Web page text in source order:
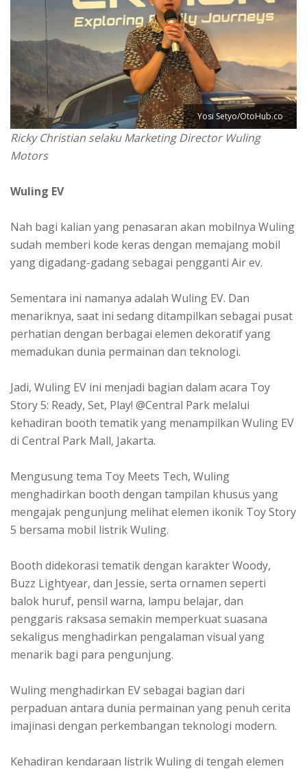
Yosi Setyo/OtoHub.co
Ricky Christian selaku Marketing Director Wuling
Motors
Wuling EV
Nah bagi kalian yang penasaran akan mobilnya Wuling
sudah memberi kode keras dengan memajang mobil
yang digadang-gadang sebagai pengganti Air ev.
Sementara ini namanya adalah Wuling EV. Dan
menariknya, saat ini sedang ditampilkan sebagai pusat
perhatian dengan berbagai elemen dekoratif yang
memadukan dunia permainan dan teknologi.
Jadi, Wuling EV ini menjadi bagian dalam acara Toy
Story 5: Ready, Set, Play! @Central Park melalui
kehadiran booth tematik yang menampilkan Wuling EV
di Central Park Mall, Jakarta.
Mengusung tema Toy Meets Tech, Wuling
menghadirkan booth dengan tampilan khusus yang
mengajak pengunjung melihat elemen ikonik Toy Story
5 bersama mobil listrik Wuling.
Booth didekorasi tematik dengan karakter Woody,
Buzz Lightyear, dan Jessie, serta ornamen seperti
balok huruf, pensil warna, lampu belajar, dan
penggaris raksasa semakin memperkuat suasana
sekaligus menghadirkan pengalaman visual yang
menarik bagi para pengunjung.
Wuling menghadirkan EV sebagai bagian dari
perpaduan antara dunia permainan yang penuh cerita
imajinasi dengan perkembangan teknologi modern.
Kehadiran kendaraan listrik Wuling di tengah elemen